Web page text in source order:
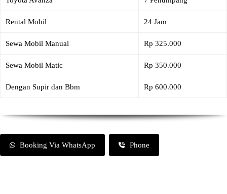
Rental Mobil 24 Jam
Sewa Mobil Manual Rp 325.000
Sewa Mobil Matic Rp 350.000
Dengan Supir dan Bbm Rp 600.000
Booking Via WhatsApp Phone